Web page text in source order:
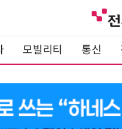
모빌리티 통신